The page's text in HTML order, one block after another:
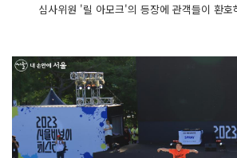
심사위원 '릴 아모크'의 등장에 관객들이 환